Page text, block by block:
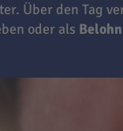
Über den Tag
oder als